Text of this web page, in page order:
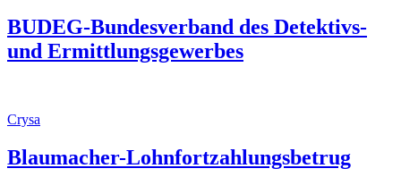
BUDEG-Bundesverband des Detektivs-
und Ermittlungsgewerbes
Crysa
Blaumacher-Lohnfortzahlungsbetrug